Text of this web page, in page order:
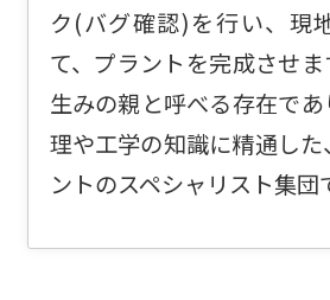
ク(バグ確認)を行い、現
て、プラントを完成させ
生みの親と呼べる存在で
理や工学の知識に精通し
ントのスペシャリスト集団